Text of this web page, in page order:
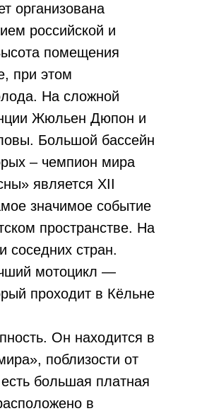
организована
российской и
помещения
при этом
На сложной
Жюльен Дюпон и
Большой бассейн
– чемпион мира
является XII
значимое событие
пространстве. На
соседних стран.
мотоцикл —
проходит в Кёльне
Он находится в
поблизости от
большая платная
в